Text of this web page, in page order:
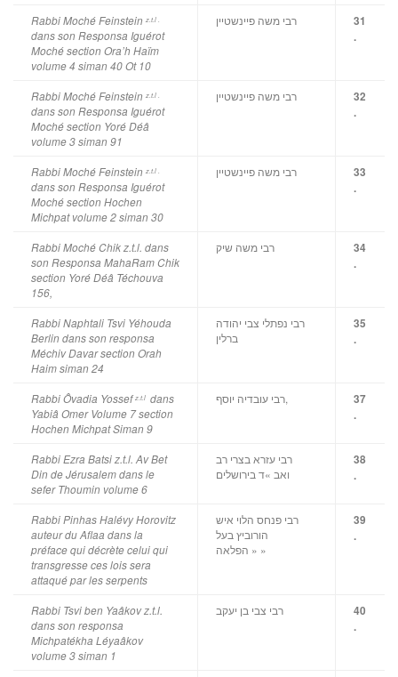
Rabbi Moché Feinstein z.t.l .
dans son Responsa Iguérot
Moché section Ora’h Haïm
volume 4 siman 40 Ot 10
רבי משה פיינשטיין
31
.
Rabbi Moché Feinstein z.t.l .
dans son Responsa Iguérot
Moché section Yoré Déâ
volume 3 siman 91
רבי משה פיינשטיין
32
.
Rabbi Moché Feinstein z.t.l .
dans son Responsa Iguérot
Moché section Hochen
Michpat volume 2 siman 30
רבי משה פיינשטיין
33
.
Rabbi Moché Chik z.t.l. dans
son Responsa MahaRam Chik
section Yoré Déâ Téchouva
156,
רבי משה שיק
34
.
Rabbi Naphtali Tsvi Yéhouda
Berlin dans son responsa
Méchiv Davar section Orah
Haim siman 24
רבי נפתלי צבי יהודה
ברלין
35
.
Rabbi Ôvadia Yossef z.t.l dans
Yabiâ Omer Volume 7 section
Hochen Michpat Siman 9
רבי עובדיה יוסף,
37
.
Rabbi Ezra Batsi z.t.l. Av Bet
Din de Jérusalem dans le
sefer Thoumin volume 6
רבי עזרא בצרי רב
ואב »ד בירושלים
38
.
Rabbi Pinhas Halévy Horovitz
auteur du Aflaa dans la
préface qui décrète celui qui
transgresse ces lois sera
attaqué par les serpents
רבי פנחס הלוי איש
הורוביץ בעל
« הפלאה »
39
.
Rabbi Tsvi ben Yaâkov z.t.l.
dans son responsa
Michpatékha Léyaâkov
volume 3 siman 1
רבי צבי בן יעקב
40
.